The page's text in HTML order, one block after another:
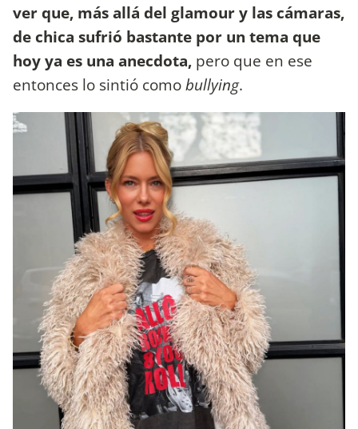
ver que, más allá del glamour y las cámaras,
de chica sufrió bastante por un tema que
hoy ya es una anecdota, pero que en ese
entonces lo sintió comobullying.